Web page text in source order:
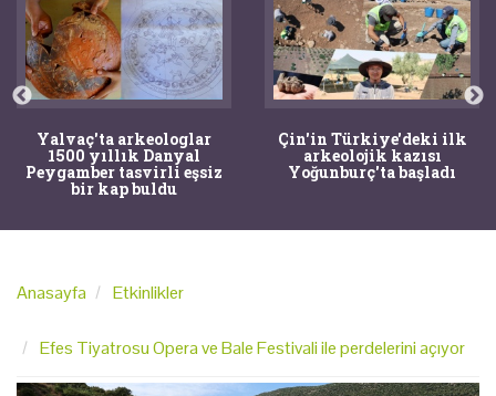
Yalvaç'ta arkeologlar
1500 yıllık Danyal
Peygamber tasvirli eşsiz
bir kap buldu
Çin'in Türkiye'deki ilk
arkeolojik kazısı
Yoğunburç'ta başladı
Anasayfa Etkinlikler
Efes Tiyatrosu Opera ve Bale Festivali ile perdelerini açıyor